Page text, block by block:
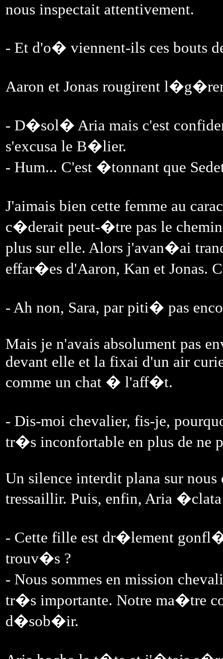
nous inspectait attentivement.
- Et d'o� viennent-ils ces bouts
Aaron et Jonas rougirent
- D�sol� Aria mais c'est
s'excusa le B�lier.
- Hum... C'est �tonnant que
J'aimais bien cette femme au
c�derait peut-�tre pas le
plus sur elle. Alors j'avan�ai
effar�es d'Aaron, Kan et Jonas.
- Ah non, Sara, par piti� pas
Mais je n'avais absolument pas
devant elle et la fixai d'un air
comme un chat � l'aff�t.
- Dis-moi chevalier, fis-je,
tr�s inconfortable en plus de ne
Un silence interdit plana sur nous
tressaillir. Puis, enfin, Aria
- Cette fille est dr�lement
trouv�s ?
- Nous sommes en mission
tr�s importante. Notre ma�tre
d�sob�ir.